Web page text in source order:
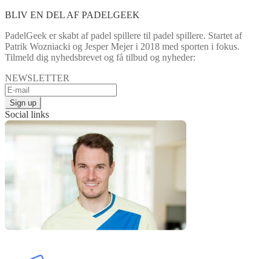
BLIV EN DEL AF PADELGEEK
PadelGeek er skabt af padel spillere til padel spillere. Startet af
Patrik Wozniacki og Jesper Mejer i 2018 med sporten i fokus.
Tilmeld dig nyhedsbrevet og få tilbud og nyheder:
NEWSLETTER
Social links